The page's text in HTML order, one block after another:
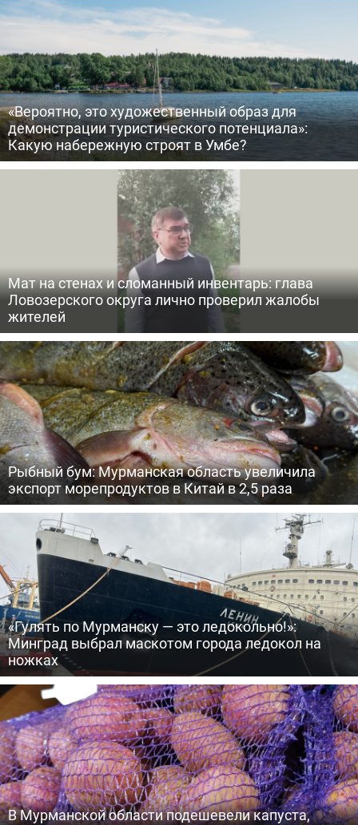
«Вероятно, это художественный образ для
демонстрации туристического потенциала»:
Какую набережную строят в Умбе?
Мат на стенах и сломанный инвентарь: глава
Ловозерского округа лично проверил жалобы
жителей
Рыбный бум: Мурманская область увеличила
экспорт морепродуктов в Китай в 2,5 раза
«Гулять по Мурманску — это ледокольно!»:
Минград выбрал маскотом города ледокол на
ножках
В Мурманской области подешевели капуста,